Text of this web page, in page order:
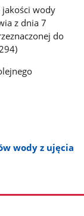
jakości wody
z dnia 7
do
wody z ujęcia